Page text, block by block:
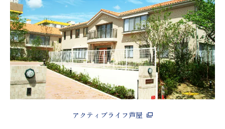
アクティブライフ芦屋